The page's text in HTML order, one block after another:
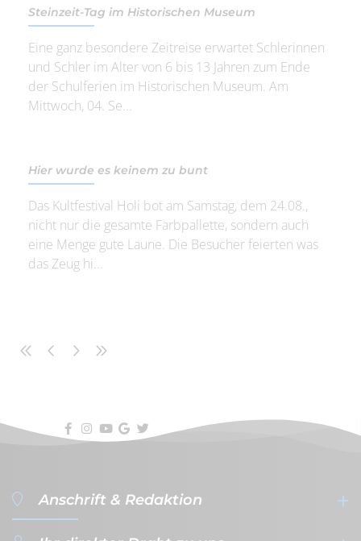
Steinzeit-Tag im Historischen Museum
Eine ganz besondere Zeitreise erwartet Schlerinnen
und Schler im Alter von 6 bis 13 Jahren zum Ende
der Schulferien im Historischen Museum. Am
Mittwoch, 04. Se...
Hier wurde es keinem zu bunt
Das Kultfestival Holi bot am Samstag, dem 24.08.,
nicht nur die gesamte Farbpallette, sondern auch
eine Menge gute Laune. Die Besucher feierten was
das Zeug hi...
Anschrift & Redaktion